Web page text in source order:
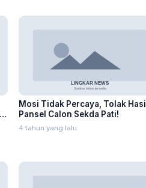
Mosi Tidak Percaya, Tolak Hasil
Pansel Calon Sekda Pati!
4 tahun yang lalu